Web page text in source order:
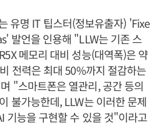
유명 IT 팁스터(정보유출자) 'Fixe
발언을 인용해 "LLW는 기존 스
메모리 대비 성능(대역폭)은 약
전력은 최대 50%까지 절감하는
"스마트폰은 열관리, 공간 등의
불가능한데, LLW는 이러한 문제
기능을 구현할 수 있을 것"이라고